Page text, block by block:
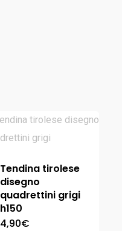
Tendina tirolese
disegno
quadrettini grigi
h150
4,90€